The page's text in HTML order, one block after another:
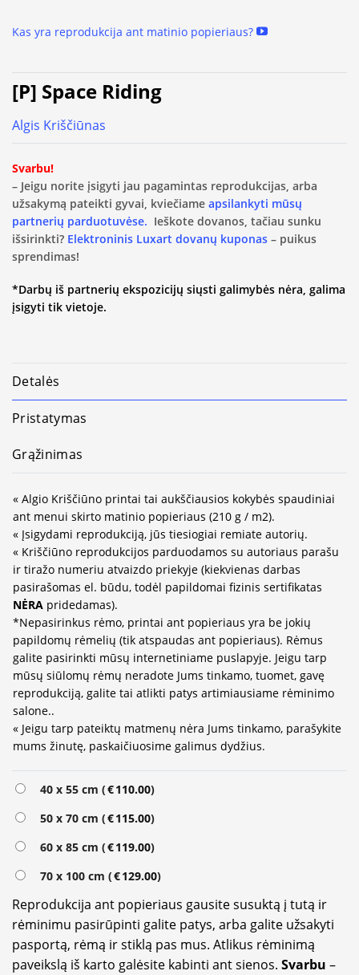
Kas yra reprodukcija ant matinio popieriaus?
[P] Space Riding
Algis Kriščiūnas
Svarbu!
– Jeigu norite įsigyti jau pagamintas reprodukcijas, arba
užsakymą pateikti gyvai, kviečiame apsilankyti mūsų
partnerių parduotuvėse. Ieškote dovanos, tačiau sunku
išsirinkti? Elektroninis Luxart dovanų kuponas – puikus
sprendimas!
*Darbų iš partnerių ekspozicijų siųsti galimybės nėra, galima
įsigyti tik vietoje.
Detalės
Pristatymas
Grąžinimas
« Algio Kriščiūno printai tai aukščiausios kokybės spaudiniai
ant menui skirto matinio popieriaus (210 g / m2).
« Įsigydami reprodukciją, jūs tiesiogiai remiate autorių.
« Kriščiūno reprodukcijos parduodamos su autoriaus parašu
ir tiražo numeriu atvaizdo priekyje (kiekvienas darbas
pasirašomas el. būdu, todėl papildomai fizinis sertifikatas
NĖRA pridedamas).
*Nepasirinkus rėmo, printai ant popieriaus yra be jokių
papildomų rėmelių (tik atspaudas ant popieriaus). Rėmus
galite pasirinkti mūsų internetiniame puslapyje. Jeigu tarp
mūsų siūlomų rėmų neradote Jums tinkamo, tuomet, gavę
reprodukciją, galite tai atlikti patys artimiausiame rėminimo
salone..
« Jeigu tarp pateiktų matmenų nėra Jums tinkamo, parašykite
mums žinutę, paskaičiuosime galimus dydžius.
40 x 55 cm (€110.00)
50 x 70 cm (€115.00)
60 x 85 cm (€119.00)
70 x 100 cm (€129.00)
Reprodukcija ant popieriaus gausite susuktą į tutą ir
rėminimu pasirūpinti galite patys, arba galite užsakyti
pasportą, rėmą ir stiklą pas mus. Atlikus rėminimą
paveikslą iš karto galėsite kabinti ant sienos. Svarbu –
Alternative: